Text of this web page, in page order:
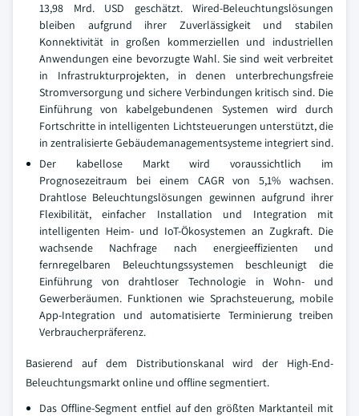
13,98 Mrd. USD geschätzt. Wired-Beleuchtungslösungen
bleiben aufgrund ihrer Zuverlässigkeit und stabilen
Konnektivität in großen kommerziellen und industriellen
Anwendungen eine bevorzugte Wahl. Sie sind weit verbreitet
in Infrastrukturprojekten, in denen unterbrechungsfreie
Stromversorgung und sichere Verbindungen kritisch sind. Die
Einführung von kabelgebundenen Systemen wird durch
Fortschritte in intelligenten Lichtsteuerungen unterstützt, die
in zentralisierte Gebäudemanagementsysteme integriert sind.
Der kabellose Markt wird voraussichtlich im
Prognosezeitraum bei einem CAGR von 5,1% wachsen.
Drahtlose Beleuchtungslösungen gewinnen aufgrund ihrer
Flexibilität, einfacher Installation und Integration mit
intelligenten Heim- und IoT-Ökosystemen an Zugkraft. Die
wachsende Nachfrage nach energieeffizienten und
fernregelbaren Beleuchtungssystemen beschleunigt die
Einführung von drahtloser Technologie in Wohn- und
Gewerberäumen. Funktionen wie Sprachsteuerung, mobile
App-Integration und automatisierte Terminierung treiben
Verbraucherpräferenz.
Basierend auf dem Distributionskanal wird der High-End-
Beleuchtungsmarkt online und offline segmentiert.
Das Offline-Segment entfiel auf den größten Marktanteil mit